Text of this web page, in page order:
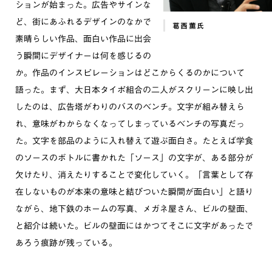
葛西薫氏
ションが始まった。広告やサインな
ど、街にあふれるデザインのなかで
素晴らしい作品、面白い作品に出会
う瞬間にデザイナーは何を感じるの
か。作品のインスピレーションはどこからくるのかについて
語った。まず、大日本タイポ組合の二人がスクリーンに映し出
したのは、広告塔がわりのバスのベンチ。文字が組み替えら
れ、意味がわからなくなってしまっているベンチの写真だっ
た。文字を部品のように入れ替えて遊ぶ面白さ。たとえば学食
のソースのボトルに書かれた「ソース」の文字が、ある部分が
欠けたり、消えたりすることで変化していく。「言葉として存
在しないものが本来の意味と結びついた瞬間が面白い」と語り
ながら、地下鉄のホームの写真、メガネ屋さん、ビルの壁面、
と紹介は続いた。ビルの壁面にはかつてそこに文字があったで
あろう痕跡が残っている。